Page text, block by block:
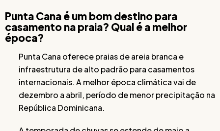
Punta Cana é um bom destino para
casamento na praia? Qual é a melhor
época?
Punta Cana oferece praias de areia branca e
infraestrutura de alto padrão para casamentos
internacionais. A melhor época climática vai de
dezembro a abril, período de menor precipitação na
República Dominicana.